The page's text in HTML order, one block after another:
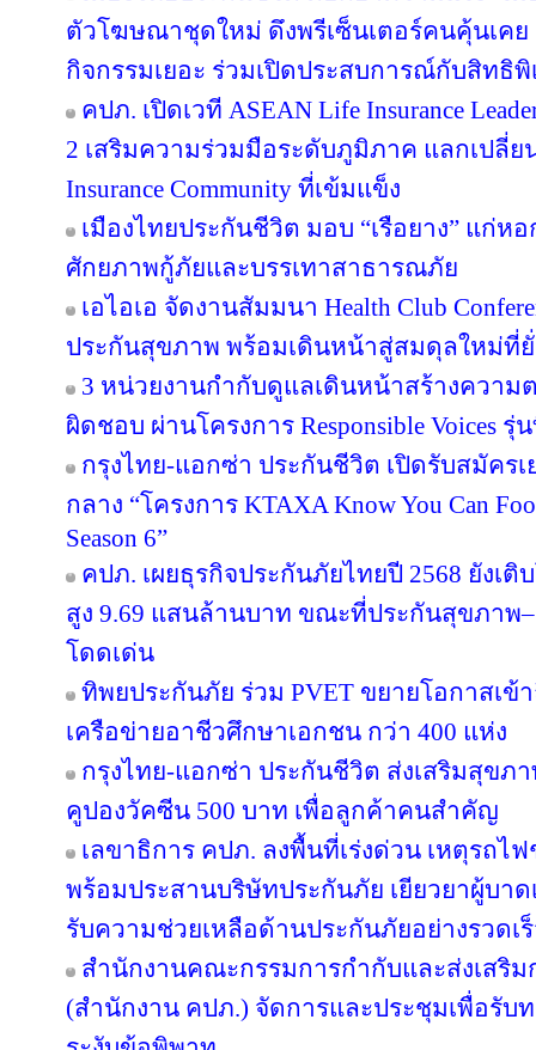
ตัวโฆษณาชุดใหม่ ดึงพรีเซ็นเตอร์คนคุ้นเค
กิจกรรมเยอะ ร่วมเปิดประสบการณ์กับสิทธิ
คปภ. เปิดเวที ASEAN Life Insurance
2 เสริมความร่วมมือระดับภูมิภาค แลกเปลี่
Insurance Community ที่เข้มแข็ง
เมืองไทยประกันชีวิต มอบ “เรือยาง” แก่ห
ศักยภาพกู้ภัยและบรรเทาสาธารณภัย
เอไอเอ จัดงานสัมมนา Health Club
ประกันสุขภาพ พร้อมเดินหน้าสู่สมดุลใหม่ที่
3 หน่วยงานกำกับดูแลเดินหน้าสร้างความ
ผิดชอบ ผ่านโครงการ Responsible Voices รุ่
กรุงไทย-แอกซ่า ประกันชีวิต เปิดรับสมัค
กลาง “โครงการ KTAXA Know You Can
Season 6”
คปภ. เผยธุรกิจประกันภัยไทยปี 2568 ยังเ
สูง 9.69 แสนล้านบาท ขณะที่ประกันสุขภาพ
โดดเด่น
ทิพยประกันภัย ร่วม PVET ขยายโอกาสเ
เครือข่ายอาชีวศึกษาเอกชน กว่า 400 แห่ง
กรุงไทย-แอกซ่า ประกันชีวิต ส่งเสริมสุขภ
คูปองวัคซีน 500 บาท เพื่อลูกค้าคนสำคัญ
เลขาธิการ คปภ. ลงพื้นที่เร่งด่วน เหตุรถไ
พร้อมประสานบริษัทประกันภัย เยียวยาผู้บา
รับความช่วยเหลือด้านประกันภัยอย่างรวดเ
สำนักงานคณะกรรมการกำกับและส่งเสริ
(สำนักงาน คปภ.) จัดการและประชุมเพื่อรับ